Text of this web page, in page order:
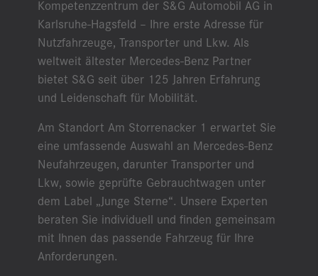
Kompetenzzentrum der S&G Automobil AG in
Karlsruhe-Hagsfeld – Ihre erste Adresse für
Nutzfahrzeuge, Transporter und Lkw. Als
weltweit ältester Mercedes-Benz Partner
bietet S&G seit über 125 Jahren Erfahrung
und Leidenschaft für Mobilität.
Am Standort Am Storrenacker 1 erwartet Sie
eine umfassende Auswahl an Mercedes-Benz
Neufahrzeugen, darunter Transporter und
Lkw, sowie geprüfte Gebrauchtwagen unter
dem Label „Junge Sterne“. Unsere Experten
beraten Sie individuell und finden gemeinsam
mit Ihnen das passende Fahrzeug für Ihre
Anforderungen.